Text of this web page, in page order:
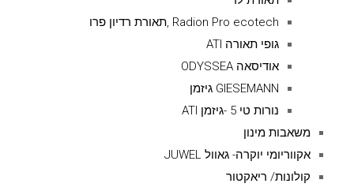
Radion Pro ecotech ,תאורת רדיון פרו
גופי תאורה ATI
אודיסאה ODYSSEA
GIESEMANN גיזמן
נורות טי 5 -גיזמן ATI
משאבות מינון
אקווריומי יוקרה- גאוול JUWEL
קולונות/ ריאקטור